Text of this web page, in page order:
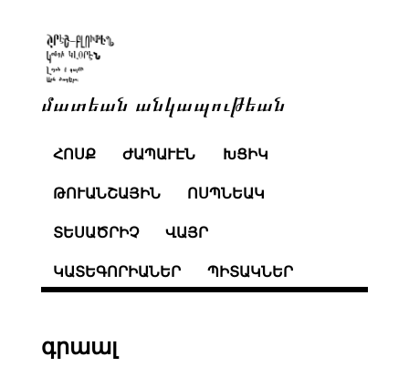
մատեան անկապութեան
ՀՈՍՔ ԺԱՊԱՒԷՆ ԽՑԻԿ
ԹՈՒԱՆՇԱՅԻՆ ՈՍՊՆԵԱԿ
ՏԵՍԱԾՐԻՉ ՎԱՅՐ
ԿԱՏԵԳՈՐԻԱՆԵՐ ՊԻՏԱԿՆԵՐ
գրաալ